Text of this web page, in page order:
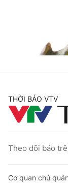
Cơ quan báo chí:
Giấy phép hoạt
Phó Tổng Biên
Nguyễn Trọng
Tổng đài VTV:
Email:
THỜI BÁO VTV
Theo dõi báo
Cơ quan chủ